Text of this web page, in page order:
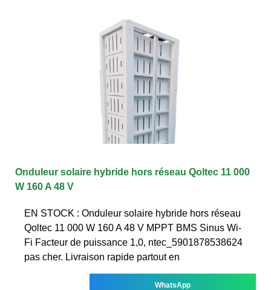
Onduleur solaire hybride hors réseau Qoltec 11 000
W 160 A 48 V
EN STOCK : Onduleur solaire hybride hors réseau
Qoltec 11 000 W 160 A 48 V MPPT BMS Sinus Wi-
Fi Facteur de puissance 1,0, ntec_5901878538624
pas cher. Livraison rapide partout en
WhatsApp